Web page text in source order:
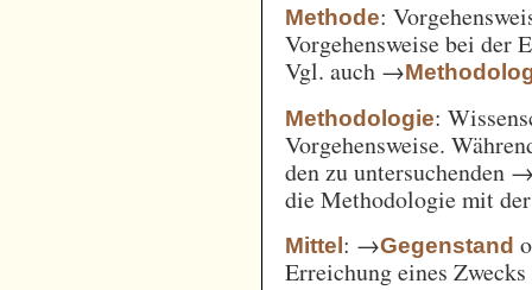
Methode:
Vorgehensweise bei der
Vgl. auch →
Methodologie:
Vorgehensweise.
den zu untersuchenden
die Methodologie mit
Mittel: →Gegenstand
Erreichung eines